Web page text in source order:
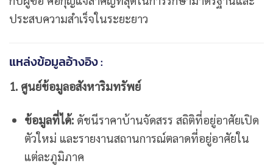
ประสบความสำเร็จในระยะยาว
แหล่งข้อมูลอ้างอิง :
1. ศูนย์ข้อมูลอสังหาริมทรัพย์
ข้อมูลที่ได้:ดัชนีราคาบ้านจัดสรร สถิติที่อยู่อาศัยเปิด
ตัวใหม่ และรายงานสถานการณ์ตลาดที่อยู่อาศัยใน
แต่ละภูมิภาค